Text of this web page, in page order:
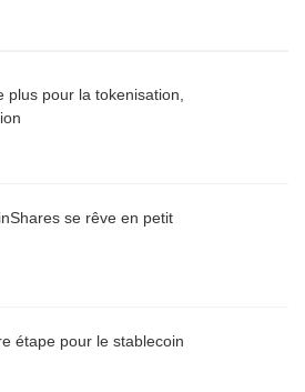
plus pour la tokenisation,
se rêve en petit
étape pour le stablecoin